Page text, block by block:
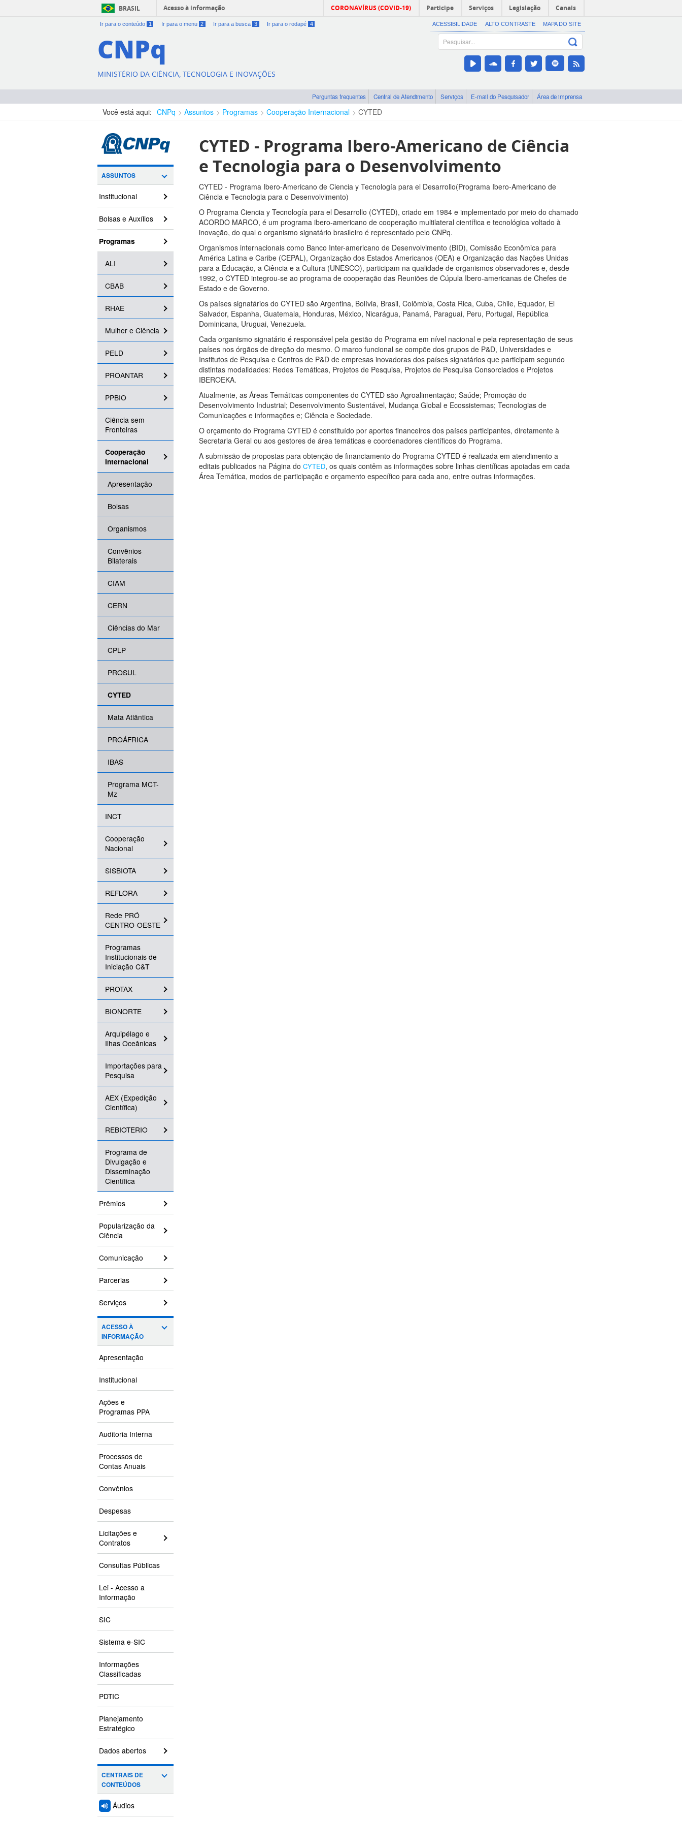
BRASIL Acesso à informação CORONAVÍRUS (COVID-19) Participe Serviços Legislação Canais
Ir para o conteúdo 1 Ir para o menu 2 Ir para a busca 3 Ir para o rodapé 4 ACESSIBILIDADE ALTO CONTRASTE MAPA DO SITE
CNPq
MINISTÉRIO DA CIÊNCIA, TECNOLOGIA E INOVAÇÕES
Perguntas frequentes Central de Atendimento Serviços E-mail do Pesquisador Área de imprensa
Você está aqui: CNPq Assuntos Programas Cooperação Internacional CYTED
ASSUNTOS
Institucional
Bolsas e Auxílios
Programas
ALI
CBAB
RHAE
Mulher e Ciência
PELD
PROANTAR
PPBIO
Ciência sem
Fronteiras
Cooperação
Internacional
Apresentação
Bolsas
Organismos
Convênios
Bilaterais
CIAM
CERN
Ciências do Mar
CPLP
PROSUL
CYTED
Mata Atlântica
PROÁFRICA
IBAS
Programa MCT-
Mz
INCT
Cooperação
Nacional
SISBIOTA
REFLORA
Rede PRÓ
CENTRO-OESTE
Programas
Institucionais de
Iniciação C&T
PROTAX
BIONORTE
Arquipélago e
Ilhas Oceânicas
Importações para
Pesquisa
AEX (Expedição
Científica)
REBIOTERIO
Programa de
Divulgação e
Disseminação
Científica
Prêmios
Popularização da
Ciência
Comunicação
Parcerias
Serviços
ACESSO À
INFORMAÇÃO
Apresentação
Institucional
Ações e
Programas PPA
Auditoria Interna
Processos de
Contas Anuais
Convênios
Despesas
Licitações e
Contratos
Consultas Públicas
Lei - Acesso a
Informação
SIC
Sistema e-SIC
Informações
Classificadas
PDTIC
Planejamento
Estratégico
Dados abertos
CENTRAIS DE
CONTEÚDOS
Áudios
CYTED - Programa Ibero-Americano de Ciência
e Tecnologia para o Desenvolvimento
CYTED - Programa Ibero-Americano de Ciencia y Tecnología para el Desarrollo(Programa Ibero-Americano de
Ciência e Tecnologia para o Desenvolvimento)
O Programa Ciencia y Tecnología para el Desarrollo (CYTED), criado em 1984 e implementado por meio do chamado
ACORDO MARCO, é um programa ibero-americano de cooperação multilateral científica e tecnológica voltado à
inovação, do qual o organismo signatário brasileiro é representado pelo CNPq.
Organismos internacionais como Banco Inter-americano de Desenvolvimento (BID), Comissão Econômica para
América Latina e Caribe (CEPAL), Organização dos Estados Americanos (OEA) e Organização das Nações Unidas
para a Educação, a Ciência e a Cultura (UNESCO), participam na qualidade de organismos observadores e, desde
1992, o CYTED integrou-se ao programa de cooperação das Reuniões de Cúpula Ibero-americanas de Chefes de
Estado e de Governo.
Os países signatários do CYTED são Argentina, Bolívia, Brasil, Colômbia, Costa Rica, Cuba, Chile, Equador, El
Salvador, Espanha, Guatemala, Honduras, México, Nicarágua, Panamá, Paraguai, Peru, Portugal, República
Dominicana, Uruguai, Venezuela.
Cada organismo signatário é responsável pela gestão do Programa em nível nacional e pela representação de seus
países nos órgãos de direção do mesmo. O marco funcional se compõe dos grupos de P&D, Universidades e
Institutos de Pesquisa e Centros de P&D de empresas inovadoras dos países signatários que participam segundo
distintas modalidades: Redes Temáticas, Projetos de Pesquisa, Projetos de Pesquisa Consorciados e Projetos
IBEROEKA.
Atualmente, as Áreas Temáticas componentes do CYTED são Agroalimentação; Saúde; Promoção do
Desenvolvimento Industrial; Desenvolvimento Sustentável, Mudança Global e Ecossistemas; Tecnologias de
Comunicações e informações e; Ciência e Sociedade.
O orçamento do Programa CYTED é constituído por aportes financeiros dos países participantes, diretamente à
Secretaria Geral ou aos gestores de área temáticas e coordenadores científicos do Programa.
A submissão de propostas para obtenção de financiamento do Programa CYTED é realizada em atendimento a
editais publicados na Página do CYTED, os quais contêm as informações sobre linhas científicas apoiadas em cada
Área Temática, modos de participação e orçamento específico para cada ano, entre outras informações.